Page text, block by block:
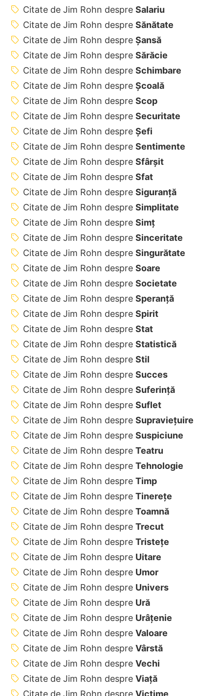
Citate de Jim Rohn despre Salariu
Citate de Jim Rohn despre Sănătate
Citate de Jim Rohn despre Șansă
Citate de Jim Rohn despre Sărăcie
Citate de Jim Rohn despre Schimbare
Citate de Jim Rohn despre Școală
Citate de Jim Rohn despre Scop
Citate de Jim Rohn despre Securitate
Citate de Jim Rohn despre Șefi
Citate de Jim Rohn despre Sentimente
Citate de Jim Rohn despre Sfârșit
Citate de Jim Rohn despre Sfat
Citate de Jim Rohn despre Siguranță
Citate de Jim Rohn despre Simplitate
Citate de Jim Rohn despre Simț
Citate de Jim Rohn despre Sinceritate
Citate de Jim Rohn despre Singurătate
Citate de Jim Rohn despre Soare
Citate de Jim Rohn despre Societate
Citate de Jim Rohn despre Speranță
Citate de Jim Rohn despre Spirit
Citate de Jim Rohn despre Stat
Citate de Jim Rohn despre Statistică
Citate de Jim Rohn despre Stil
Citate de Jim Rohn despre Succes
Citate de Jim Rohn despre Suferință
Citate de Jim Rohn despre Suflet
Citate de Jim Rohn despre Supraviețuire
Citate de Jim Rohn despre Suspiciune
Citate de Jim Rohn despre Teatru
Citate de Jim Rohn despre Tehnologie
Citate de Jim Rohn despre Timp
Citate de Jim Rohn despre Tinerețe
Citate de Jim Rohn despre Toamnă
Citate de Jim Rohn despre Trecut
Citate de Jim Rohn despre Tristețe
Citate de Jim Rohn despre Uitare
Citate de Jim Rohn despre Umor
Citate de Jim Rohn despre Univers
Citate de Jim Rohn despre Ură
Citate de Jim Rohn despre Urâțenie
Citate de Jim Rohn despre Valoare
Citate de Jim Rohn despre Vârstă
Citate de Jim Rohn despre Vechi
Citate de Jim Rohn despre Viață
Citate de Jim Rohn despre Victime